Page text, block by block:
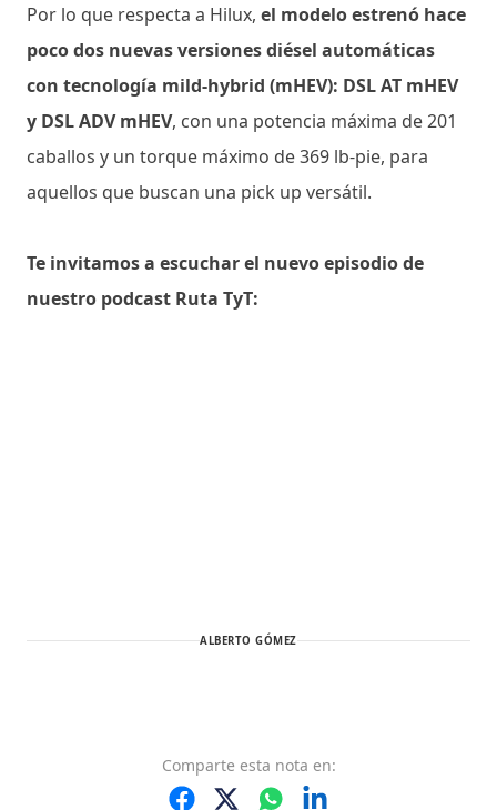
Por lo que respecta a Hilux, el modelo estrenó hace
poco dos nuevas versiones diésel automáticas
con tecnología mild-hybrid (mHEV): DSL AT mHEV
y DSL ADV mHEV, con una potencia máxima de 201
caballos y un torque máximo de 369 lb-pie, para
aquellos que buscan una pick up versátil.
Te invitamos a escuchar el nuevo episodio de
nuestro podcast Ruta TyT:
ALBERTO GÓMEZ
Comparte esta nota en: